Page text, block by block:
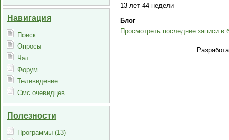
Навигация
Поиск
Опросы
Чат
Форум
Телевидение
Смс очевидцев
Полезности
Программы (13)
13 лет 44 недели
Блог
Просмотреть последние записи в